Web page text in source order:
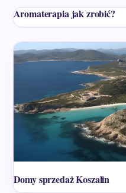
Aromaterapia jak zrobić?
Domy sprzedaż Koszalin